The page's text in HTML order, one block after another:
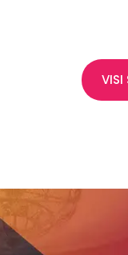
VISI